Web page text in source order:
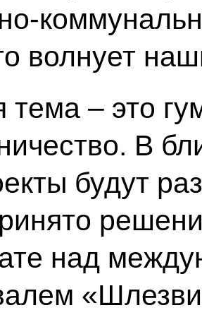
волнует
тема – это
В
будут
над